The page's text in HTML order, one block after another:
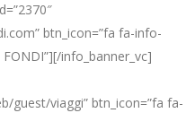
btn_icon=”fa fa-info-
FONDI”][/info_banner_vc]
guest/viaggi” btn_icon=”fa fa-